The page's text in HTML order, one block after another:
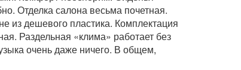
Отделка салона весьма почетная.
из дешевого пластика. Комплектация
Раздельная «клима» работает без
очень даже ничего. В общем,